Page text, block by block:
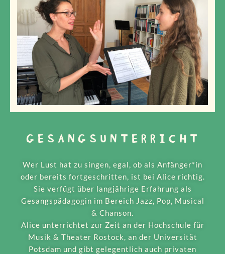
GESANGSUNTERRICHT
Wer Lust hat zu singen, egal, ob als Anfänger*in
oder bereits fortgeschritten, ist bei Alice richtig.
Sie verfügt über langjährige Erfahrung als
Gesangspädagogin im Bereich Jazz, Pop, Musical
& Chanson.
Alice unterrichtet zur Zeit an der Hochschule für
Musik & Theater Rostock, an der Universität
Potsdam und gibt gelegentlich auch privaten